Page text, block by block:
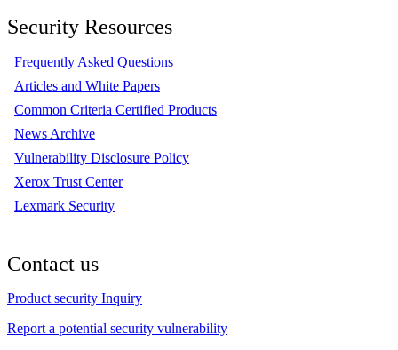
Security Resources
Frequently Asked Questions
Articles and White Papers
Common Criteria Certified Products
News Archive
Vulnerability Disclosure Policy
Xerox Trust Center
Lexmark Security
Contact us
Product security Inquiry
Report a potential security vulnerability